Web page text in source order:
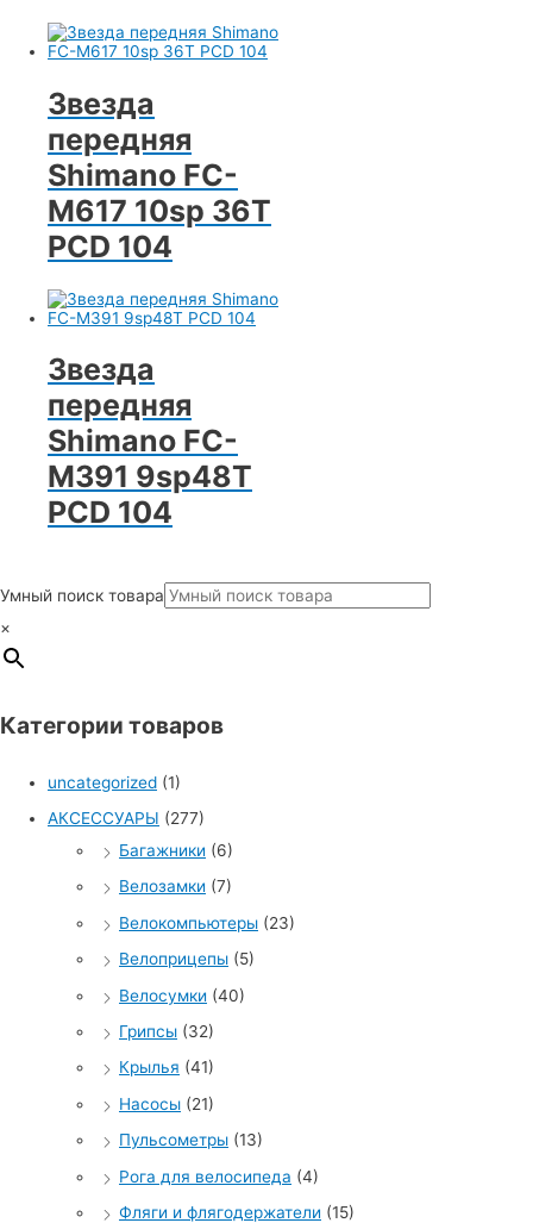
Звезда
передняя
Shimano FC-
M617 10sp 36T
PCD 104
Звезда
передняя
Shimano FC-
M391 9sp48T
PCD 104
Умный поиск товара
×
Категории товаров
uncategorized (1)
АКСЕССУАРЫ (277)
Багажники (6)
Велозамки (7)
Велокомпьютеры (23)
Велоприцепы (5)
Велосумки (40)
Грипсы (32)
Крылья (41)
Насосы (21)
Пульсометры (13)
Рога для велосипеда (4)
Фляги и флягодержатели (15)